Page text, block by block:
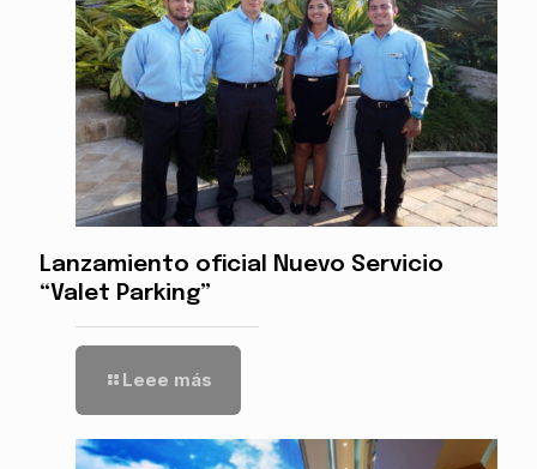
Lanzamiento oficial Nuevo Servicio
“Valet Parking”
Leee más